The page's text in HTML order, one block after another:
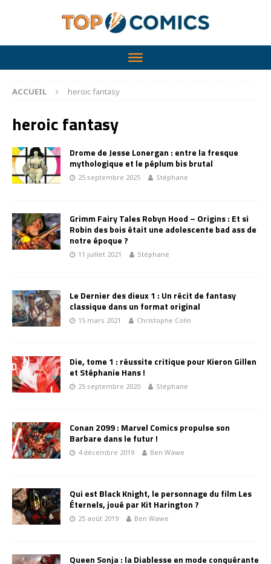
ACCUEIL heroic fantasy
heroic fantasy
Drome de Jesse Lonergan : entre la fresque
mythologique et le péplum bis brutal
25 septembre 2025 Stéphane
Grimm Fairy Tales Robyn Hood – Origins : Et si
Robin des bois était une adolescente bad ass de
notre époque ?
11 juillet 2021 Stéphane
Le Dernier des dieux 1 : Un récit de fantasy
classique dans un format original
15 mars 2021 Christophe Colin
Die, tome 1 : réussite critique pour Kieron Gillen
et Stéphanie Hans !
25 septembre 2020 Stéphane
Conan 2099 : Marvel Comics propulse son
Barbare dans le futur !
4 décembre 2019 Ben Wawe
Qui est Black Knight, le personnage du film Les
Éternels, joué par Kit Harington ?
25 août 2019 Ben Wawe
Queen Sonja : la Diablesse en mode conquérante